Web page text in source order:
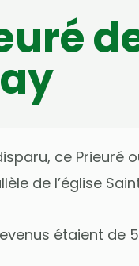
ce
de l’église
étaient de